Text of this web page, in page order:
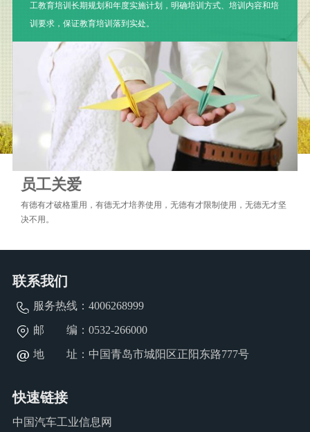
工教育培训长期规划和年度实施计划，明确培训方式、培训内容和培
训要求，保证教育培训落到实处。
员工关爱
有德有才破格重用，有德无才培养使用，无德有才限制使用，无德无才坚
决不用。
联系我们
服务热线： 4006268999
邮 编：0532-266000
地 址：中国青岛市城阳区正阳东路777号
快速链接
中国汽车工业信息网